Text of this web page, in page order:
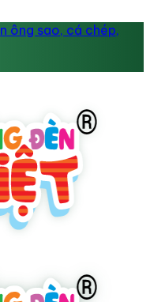
ông sao, cá chép,